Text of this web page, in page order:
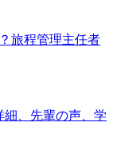
旅程管理主任者
細、先輩の声、学